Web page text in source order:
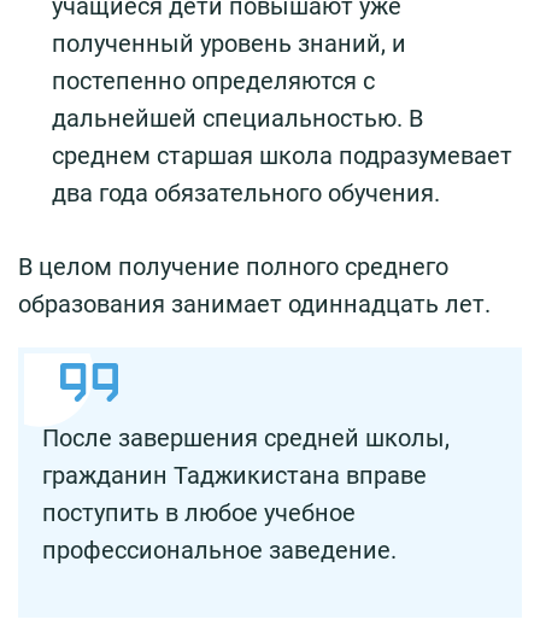
полученный уровень знаний, и
постепенно определяются с
дальнейшей специальностью. В
среднем старшая школа подразумевает
два года обязательного обучения.
В целом получение полного среднего
образования занимает одиннадцать лет.
После завершения средней школы,
гражданин Таджикистана вправе
поступить в любое учебное
профессиональное заведение.